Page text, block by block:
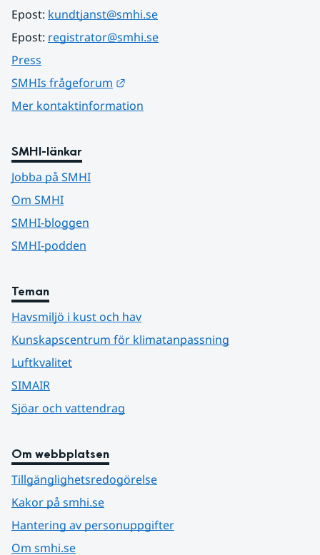
Epost: kundtjanst@smhi.se
Epost: registrator@smhi.se
Press
SMHIs frågeforum
Mer kontaktinformation
SMHI-länkar
Jobba på SMHI
Om SMHI
SMHI-bloggen
SMHI-podden
Teman
Havsmiljö i kust och hav
Kunskapscentrum för klimatanpassning
Luftkvalitet
SIMAIR
Sjöar och vattendrag
Om webbplatsen
Tillgänglighetsredogörelse
Kakor på smhi.se
Hantering av personuppgifter
Om smhi.se